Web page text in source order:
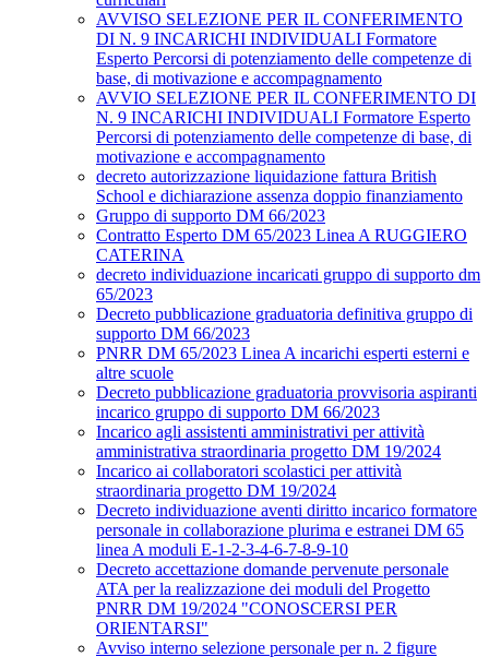
AVVISO SELEZIONE PER IL CONFERIMENTO
DI N. 9 INCARICHI INDIVIDUALI Formatore
Esperto Percorsi di potenziamento delle competenze di
base, di motivazione e accompagnamento
AVVIO SELEZIONE PER IL CONFERIMENTO DI
N. 9 INCARICHI INDIVIDUALI Formatore Esperto
Percorsi di potenziamento delle competenze di base, di
motivazione e accompagnamento
decreto autorizzazione liquidazione fattura British
School e dichiarazione assenza doppio finanziamento
Gruppo di supporto DM 66/2023
Contratto Esperto DM 65/2023 Linea A RUGGIERO
CATERINA
decreto individuazione incaricati gruppo di supporto dm
65/2023
Decreto pubblicazione graduatoria definitiva gruppo di
supporto DM 66/2023
PNRR DM 65/2023 Linea A incarichi esperti esterni e
altre scuole
Decreto pubblicazione graduatoria provvisoria aspiranti
incarico gruppo di supporto DM 66/2023
Incarico agli assistenti amministrativi per attività
amministrativa straordinaria progetto DM 19/2024
Incarico ai collaboratori scolastici per attività
straordinaria progetto DM 19/2024
Decreto individuazione aventi diritto incarico formatore
personale in collaborazione plurima e estranei DM 65
linea A moduli E-1-2-3-4-6-7-8-9-10
Decreto accettazione domande pervenute personale
ATA per la realizzazione dei moduli del Progetto
PNRR DM 19/2024 "CONOSCERSI PER
ORIENTARSI"
Avviso interno selezione personale per n. 2 figure